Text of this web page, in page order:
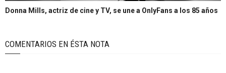
Donna Mills, actriz de cine y TV, se une a OnlyFans a los 85 años
COMENTARIOS EN ÉSTA NOTA